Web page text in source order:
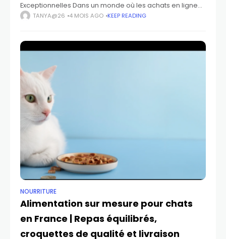
Exceptionnelles Dans un monde où les achats en ligne
deviennent une habitude quotidienne, trouver les
TANYA@26 4 MOIS AGO KEEP READING
NOURRITURE
Alimentation sur mesure pour chats
en France | Repas équilibrés,
croquettes de qualité et livraison